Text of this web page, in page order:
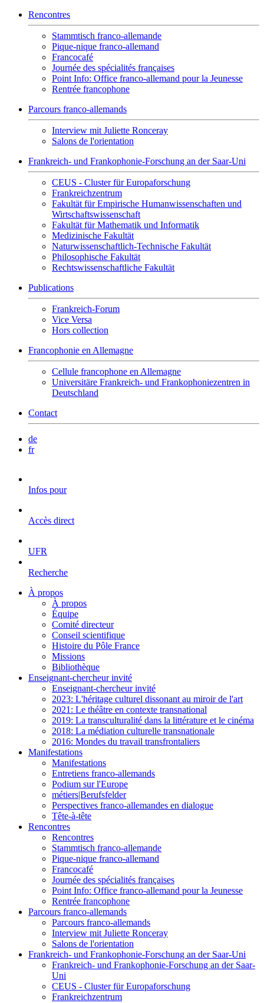
Rencontres
Stammtisch franco-allemande
Pique-nique franco-allemand
Francocafé
Journée des spécialités françaises
Point Info: Office franco-allemand pour la Jeunesse
Rentrée francophone
Parcours franco-allemands
Interview mit Juliette Ronceray
Salons de l'orientation
Frankreich- und Frankophonie-Forschung an der Saar-Uni
CEUS - Cluster für Europaforschung
Frankreichzentrum
Fakultät für Empirische Humanwissenschaften und
Wirtschaftswissenschaft
Fakultät für Mathematik und Informatik
Medizinische Fakultät
Naturwissenschaftlich-Technische Fakultät
Philosophische Fakultät
Rechtswissenschaftliche Fakultät
Publications
Frankreich-Forum
Vice Versa
Hors collection
Francophonie en Allemagne
Cellule francophone en Allemagne
Universitäre Frankreich- und Frankophoniezentren in
Deutschland
Contact
de
fr
Infos pour
Accès direct
UFR
Recherche
À propos
À propos
Équipe
Comité directeur
Conseil scientifique
Histoire du Pôle France
Missions
Bibliothèque
Enseignant-chercheur invité
Enseignant-chercheur invité
2023: L'héritage culturel dissonant au miroir de l'art
2021: Le théâtre en contexte transnational
2019: La transculturalité dans la littérature et le cinéma
2018: La médiation culturelle transnationale
2016: Mondes du travail transfrontaliers
Manifestations
Manifestations
Entretiens franco-allemands
Podium sur l'Europe
métiers|Berufsfelder
Perspectives franco-allemandes en dialogue
Tête-à-tête
Rencontres
Rencontres
Stammtisch franco-allemande
Pique-nique franco-allemand
Francocafé
Journée des spécialités françaises
Point Info: Office franco-allemand pour la Jeunesse
Rentrée francophone
Parcours franco-allemands
Parcours franco-allemands
Interview mit Juliette Ronceray
Salons de l'orientation
Frankreich- und Frankophonie-Forschung an der Saar-Uni
Frankreich- und Frankophonie-Forschung an der Saar-
Uni
CEUS - Cluster für Europaforschung
Frankreichzentrum